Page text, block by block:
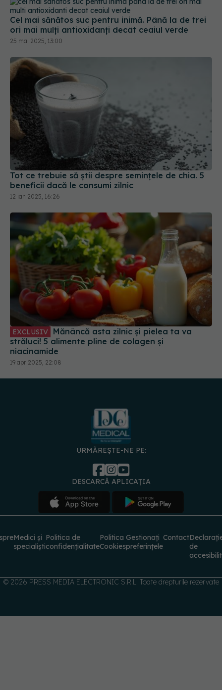
Cel mai sănătos suc pentru inimă. Până la de trei
ori mai mulți antioxidanți decât ceaiul verde
25 mai 2025, 13:00
Tot ce trebuie să știi despre semințele de chia. 5
beneficii dacă le consumi zilnic
12 ian 2025, 16:26
EXCLUSIV
străluci! 5 alimente pline de colagen și
niacinamide
19 apr 2025, 22:08
URMĂREȘTE-NE PE:
DESCARCĂ APLICAȚIA
Medici și
specialiști
Politica de
confidențialitate
Politica
Cookies
Gestionați
preferințele
Contact
de
© 2026 PRESS MEDIA ELECTRONIC S.R.L. Toate drepturile rezervate